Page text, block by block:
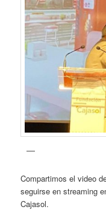
Compartimos el video
seguirse en streaming
Cajasol.